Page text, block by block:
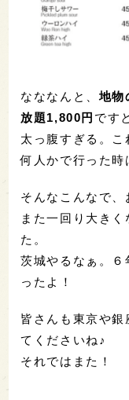
なななんと、地物
放題1,800円 です
太っ腹すぎる。こ
何人かで行った時
そんなこんなで、
また一回り大き
た。
茨城やるなぁ。
ったよ！
皆さんも東京や
てくださいね♪
それではまた！